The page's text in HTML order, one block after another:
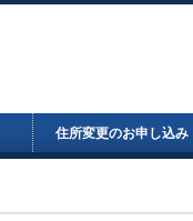
住所変更のお申し込み